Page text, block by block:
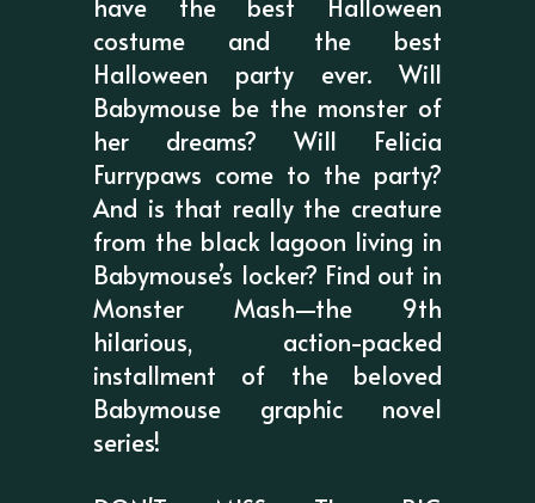
have the best Halloween
costume and the best
Halloween party ever. Will
Babymouse be the monster of
her dreams? Will Felicia
Furrypaws come to the party?
And is that really the creature
from the black lagoon living in
Babymouse’s locker? Find out in
Monster Mash—the 9th
hilarious, action-packed
installment of the beloved
Babymouse graphic novel
series!